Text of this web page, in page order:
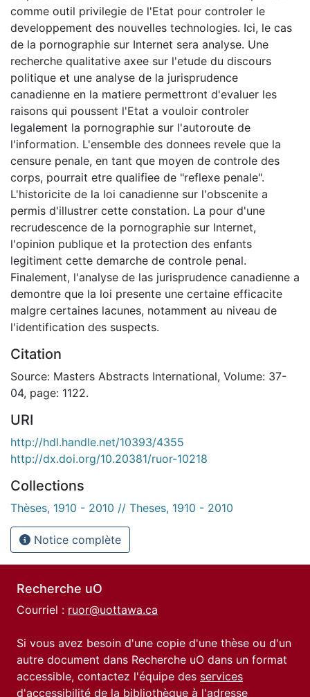
comme outil privilegie de l'Etat pour controler le
developpement des nouvelles technologies. Ici, le cas
de la pornographie sur Internet sera analyse. Une
recherche qualitative axee sur l'etude du discours
politique et une analyse de la jurisprudence
canadienne en la matiere permettront d'evaluer les
raisons qui poussent l'Etat a vouloir controler
legalement la pornographie sur l'autoroute de
l'information. L'ensemble des donnees revele que la
censure penale, en tant que moyen de controle des
corps, pourrait etre qualifiee de "reflexe penale".
L'historicite de la loi canadienne sur l'obscenite a
permis d'illustrer cette constation. La pour d'une
recrudescence de la pornographie sur Internet,
l'opinion publique et la protection des enfants
legitiment cette demarche de controle penal.
Finalement, l'analyse de las jurisprudence canadienne a
demontre que la loi presente une certaine efficacite
malgre certaines lacunes, notamment au niveau de
l'identification des suspects.
Citation
Source: Masters Abstracts International, Volume: 37-
04, page: 1122.
URI
http://hdl.handle.net/10393/4355
http://dx.doi.org/10.20381/ruor-10218
Collections
Thèses, 1910 - 2010 // Theses, 1910 - 2010
Notice complète
Recherche uO
Courriel : ruor@uottawa.ca
Si vous avez besoin d'une copie d'une thèse ou d'un
autre document dans Recherche uO dans un format
accessible, contactez l'équipe des services
d'accessibilité de la bibliothèque à l'adresse